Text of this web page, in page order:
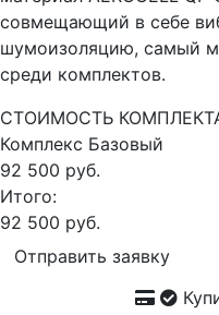
совмещающий в себе
шумоизоляцию, самый
среди комплектов.
СТОИМОСТЬ
Комплекс Базовый
92 500 руб.
Итого:
92 500 руб.
Отправить заявку